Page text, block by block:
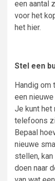
een aantal
voor het
het hier.
Stel een
Handig om
een
Je kunt het
telefoons
Bepaal
nieuwe
stellen,
doen naar